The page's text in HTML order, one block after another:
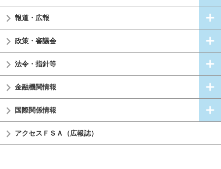
報道・広報
政策・審議会
法令・指針等
金融機関情報
国際関係情報
アクセスＦＳＡ（広報誌）